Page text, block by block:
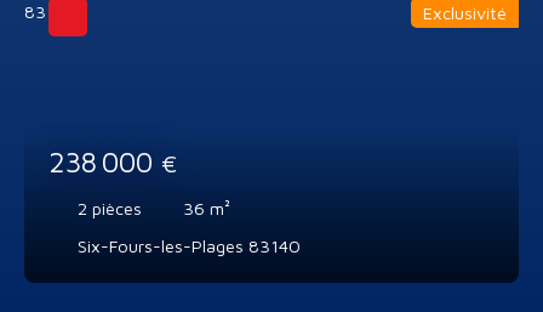
238 000 €
2 pièces 36 m²
Six-Fours-les-Plages 83140
Exclusivité